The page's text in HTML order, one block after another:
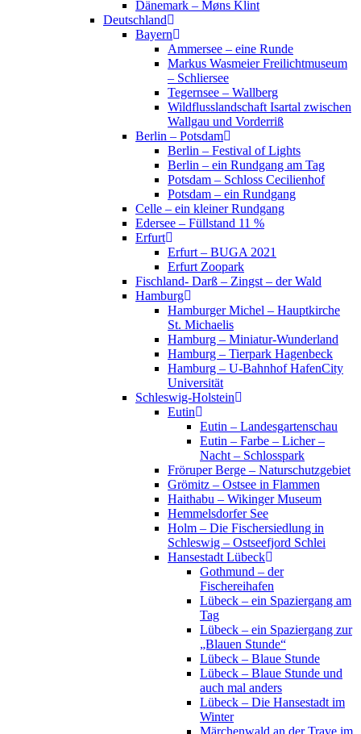
Dänemark – Møns Klint
Deutschland
Bayern
Ammersee – eine Runde
Markus Wasmeier Freilichtmuseum
– Schliersee
Tegernsee – Wallberg
Wildflusslandschaft Isartal zwischen
Wallgau und Vorderriß
Berlin – Potsdam
Berlin – Festival of Lights
Berlin – ein Rundgang am Tag
Potsdam – Schloss Cecilienhof
Potsdam – ein Rundgang
Celle – ein kleiner Rundgang
Edersee – Füllstand 11 %
Erfurt
Erfurt – BUGA 2021
Erfurt Zoopark
Fischland- Darß – Zingst – der Wald
Hamburg
Hamburger Michel – Hauptkirche
St. Michaelis
Hamburg – Miniatur-Wunderland
Hamburg – Tierpark Hagenbeck
Hamburg – U-Bahnhof HafenCity
Universität
Schleswig-Holstein
Eutin
Eutin – Landesgartenschau
Eutin – Farbe – Licher –
Nacht – Schlosspark
Fröruper Berge – Naturschutzgebiet
Grömitz – Ostsee in Flammen
Haithabu – Wikinger Museum
Hemmelsdorfer See
Holm – Die Fischersiedlung in
Schleswig – Ostseefjord Schlei
Hansestadt Lübeck
Gothmund – der
Fischereihafen
Lübeck – ein Spaziergang am
Tag
Lübeck – ein Spaziergang zur
„Blauen Stunde“
Lübeck – Blaue Stunde
Lübeck – Blaue Stunde und
auch mal anders
Lübeck – Die Hansestadt im
Winter
Märchenwald an der Trave im